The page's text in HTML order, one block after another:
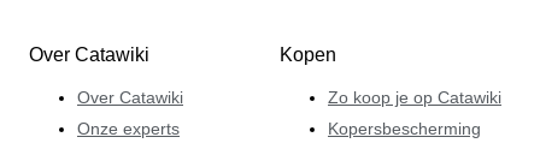
Over Catawiki
Over Catawiki
Onze experts
Kopen
Zo koop je op Catawiki
Kopersbescherming